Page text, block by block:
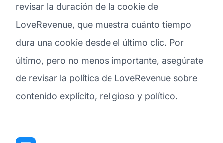
revisar la duración de la cookie de
LoveRevenue, que muestra cuánto tiempo
dura una cookie desde el último clic. Por
último, pero no menos importante, asegúrate
de revisar la política de LoveRevenue sobre
contenido explícito, religioso y político.